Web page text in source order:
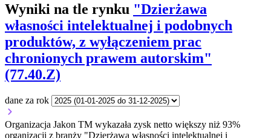
Wyniki na tle rynku "Dzierżawa
własności intelektualnej i podobnych
produktów, z wyłączeniem prac
chronionych prawem autorskim"
(77.40.Z)
dane za rok
Organizacja Jakon TM wykazała zysk netto większy niż 93%
organizacji z branży "Dzierżawa własności intelektualnej i